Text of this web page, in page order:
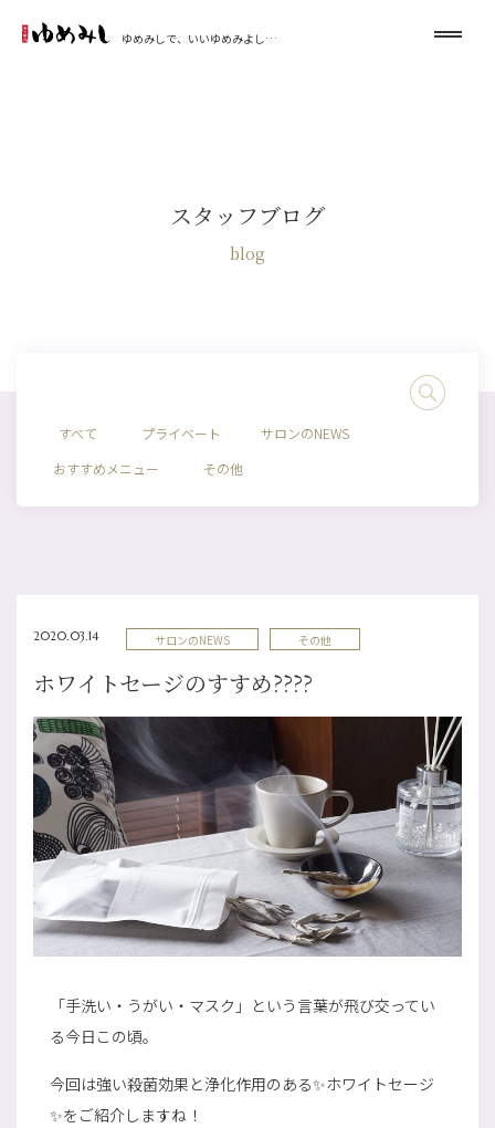
ゆめみしで、いいゆめみよし…
スタッフブログ
blog
すべて プライベート
サロンのNEWS
おすすめメニュー
その他
2020.03.14 サロンのNEWS その他
ホワイトセージのすすめ????
「手洗い・うがい・マスク」という言葉が飛び交ってい
る今日この頃。
今回は強い殺菌効果と浄化作用のある✨ホワイトセージ
✨をご紹介しますね！